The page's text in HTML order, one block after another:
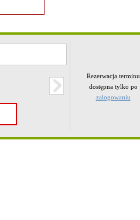
Rezerwacja terminu
dostępna tylko po
zalogowaniu